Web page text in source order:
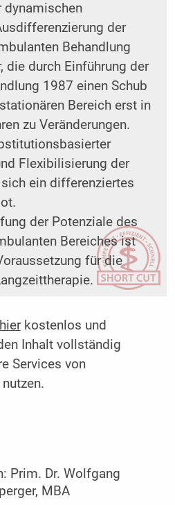
dynamischen
der
Behandlung
die durch Einführung der
1987 einen Schub
Bereich erst in
zu Veränderungen.
Flexibilisierung der
ein differenziertes
der Potenziale des
Bereiches ist
für die
hierkostenlos und
Inhalt vollständig
Services von
Prim. Dr. Wolfgang
MBA